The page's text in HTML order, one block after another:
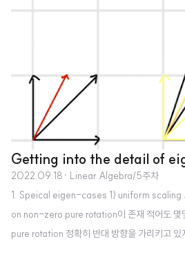
ynomial이라고 한다. 이 방정식으로 고윳값과
행렬을 이용해서 행렬의 제곱도 간단하게 구할
Getting into the detail of
2022.09.18 · Linear Algebra/5주차
1. Speical eigen-cases 1) uniform scaling
on non-zero pure rotation이 존재 적어도 몇
pure rotation 정확히 반대 방향을 가리키고